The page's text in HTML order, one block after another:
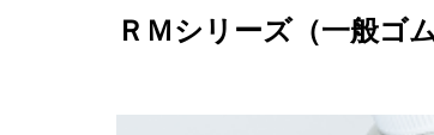
ＲＭシリーズ（一般ゴム